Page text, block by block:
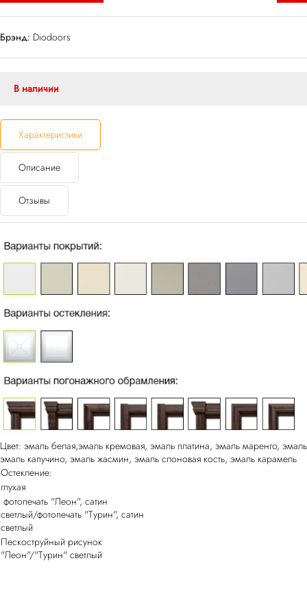
Брэнд: Diodoors
В наличии
Характеристики
Описание
Отзывы
Цвет: эмаль белая,эмаль кремовая, эмаль платина, эмаль маренго, эмаль
эмаль капучино, эмаль жасмин, эмаль слоновая кость, эмаль карамель
Остекление:
глухая
фотопечать "Леон", сатин
светлый/фотопечать "Турин", сатин
светлый
Пескоструйный рисунок
"Леон"/"Турин" светлый